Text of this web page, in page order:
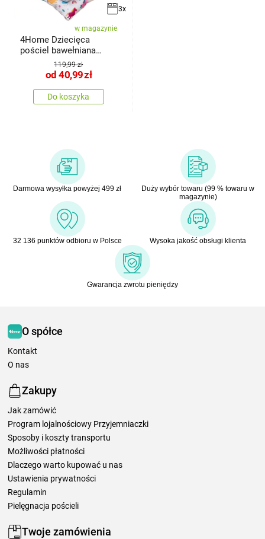
3x
w magazynie
4Home Dziecięca
pościel bawełniana
119,99 zł
od 40,99zł
Do koszyka
Darmowa wysyłka powyżej 499 zł
Duży wybór towaru (99 % towaru w
magazynie)
32 136 punktów odbioru w Polsce Wysoka jakość obsługi klienta
Gwarancja zwrotu pieniędzy
O spółce
Kontakt
O nas
Zakupy
Jak zamówić
Program lojalnościowy Przyjemniaczki
Sposoby i koszty transportu
Możliwości płatności
Dlaczego warto kupować u nas
Ustawienia prywatności
Regulamin
Pielęgnacja pościeli
Twoje zamówienia